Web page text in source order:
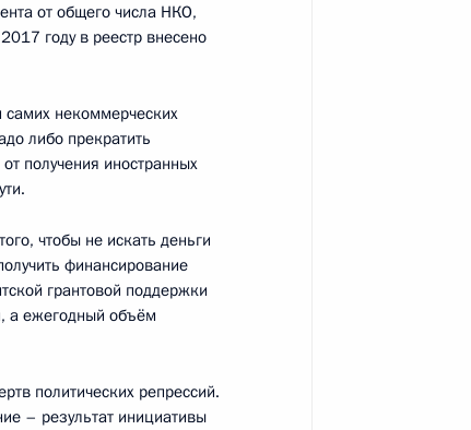
налоговой службы
молодёжи
от общего числа НКО,
году в реестр внесено
некоммерческих
либо прекратить
получения иностранных
чтобы не искать деньги
финансирование
грантовой поддержки
а ежегодный объём
политических репрессий.
– результат инициативы